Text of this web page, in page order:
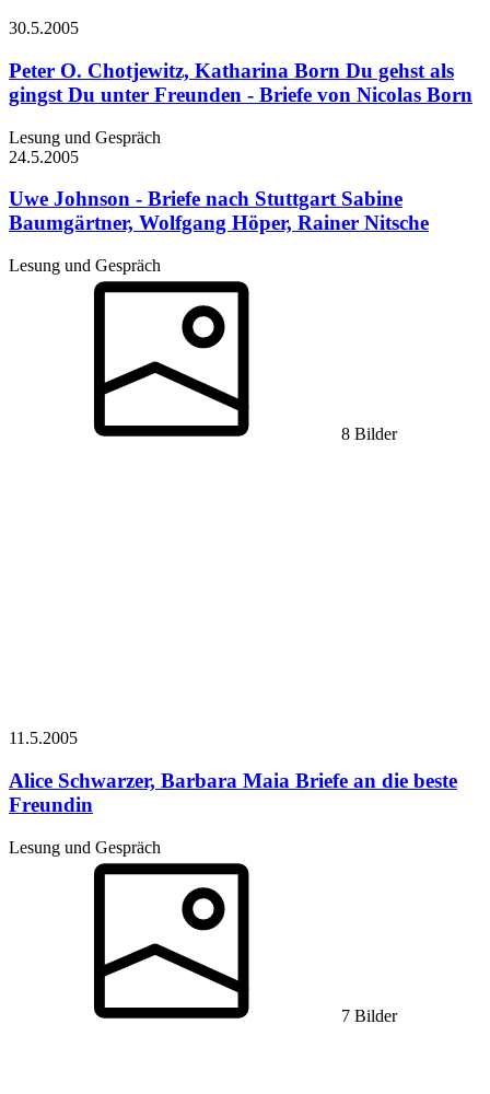
30.5.2005
Peter O. Chotjewitz, Katharina Born Du gehst als
gingst Du unter Freunden - Briefe von Nicolas Born
Lesung und Gespräch
24.5.2005
Uwe Johnson - Briefe nach Stuttgart Sabine
Baumgärtner, Wolfgang Höper, Rainer Nitsche
Lesung und Gespräch
8 Bilder
11.5.2005
Alice Schwarzer, Barbara Maia Briefe an die beste
Freundin
Lesung und Gespräch
7 Bilder